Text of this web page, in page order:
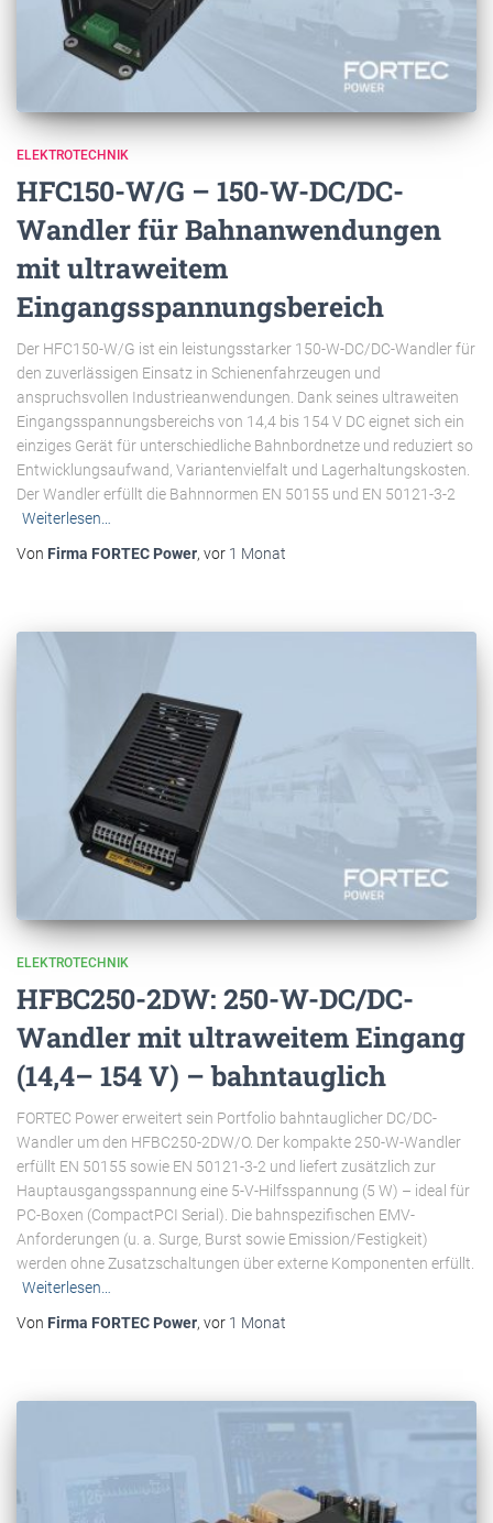
ELEKTROTECHNIK
HFC150-W/G – 150-W-DC/DC-
Wandler für Bahnanwendungen
mit ultraweitem
Eingangsspannungsbereich
Der HFC150-W/G ist ein leistungsstarker 150-W-DC/DC-Wandler für
den zuverlässigen Einsatz in Schienenfahrzeugen und
anspruchsvollen Industrieanwendungen. Dank seines ultraweiten
Eingangsspannungsbereichs von 14,4 bis 154 V DC eignet sich ein
einziges Gerät für unterschiedliche Bahnbordnetze und reduziert so
Entwicklungsaufwand, Variantenvielfalt und Lagerhaltungskosten.
Der Wandler erfüllt die Bahnnormen EN 50155 und EN 50121-3-2
Weiterlesen…
Von Firma FORTEC Power, vor 1 Monat
ELEKTROTECHNIK
HFBC250-2DW: 250-W-DC/DC-
Wandler mit ultraweitem Eingang
(14,4– 154 V) – bahntauglich
FORTEC Power erweitert sein Portfolio bahntauglicher DC/DC-
Wandler um den HFBC250-2DW/O. Der kompakte 250-W-Wandler
erfüllt EN 50155 sowie EN 50121-3-2 und liefert zusätzlich zur
Hauptausgangsspannung eine 5-V-Hilfsspannung (5 W) – ideal für
PC-Boxen (CompactPCI Serial). Die bahnspezifischen EMV-
Anforderungen (u. a. Surge, Burst sowie Emission/Festigkeit)
werden ohne Zusatzschaltungen über externe Komponenten erfüllt.
Weiterlesen…
Von Firma FORTEC Power, vor 1 Monat